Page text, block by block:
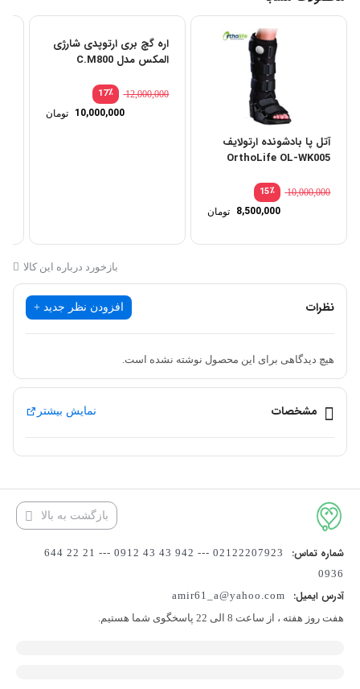
آتل پا بادشونده ارتولایف
OrthoLife OL-WK005
٪15 10,000,000
8,500,000 تومان
اره گچ بری ارتوپدی شارژی
المکس مدل C.M800
٪17 12,000,000
اصلی:
10,000,000 تومان
بازخورد درباره این کالا
نظرات افزودن نظر جدید +
هیچ دیدگاهی برای این محصول نوشته نشده است.
مشخصات نمایش بیشتر
بازگشت به بالا
شماره تماس:
02122207923 --- 942 43 43 0912 --- 21 22 644
0936
آدرس ایمیل:
amir61_a@yahoo.com
هفت روز هفته ، از ساعت 8 الی 22 پاسخگوی شما هستیم.